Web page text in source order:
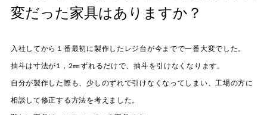
変だった家具はありますか？
入社してから１番最初に製作したレジ台が今までで一番大変でした。
抽斗は寸法が1，2㎜ずれるだけで、抽斗を引けなくなります。
自分が製作した際も、少しのずれで引けなくなってしまい、工場の方に
相談して修正する方法を考えました。